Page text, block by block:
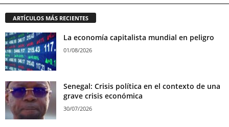
ARTÍCULOS MÁS RECIENTES
La economía capitalista mundial en peligro
01/08/2026
Senegal: Crisis política en el contexto de una
grave crisis económica
30/07/2026